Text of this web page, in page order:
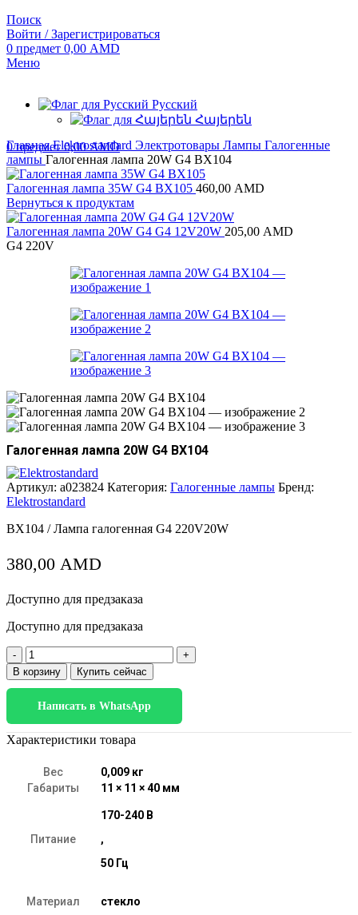
Поиск
Войти / Зарегистрироваться
0 предмет 0,00 AMD
Меню
Русский
Հայերեն
0предмет 0,00AMD
ГлавнаяElektrostandard Электротовары Лампы Галогенные
лампы Галогенная лампа 20W G4 BХ104
Галогенная лампа 35W G4 BХ105 460,00 AMD
Вернуться к продуктам
Галогенная лампа 20W G4 G4 12V20W 205,00 AMD
G4 220V
Галогенная лампа 20W G4 BХ104
Артикул: a023824 Категория: Галогенные лампы Бренд:
Elektrostandard
BХ104 / Лампа галогенная G4 220V20W
380,00 AMD
Доступно для предзаказа
Доступно для предзаказа
Количество
товара
Галогенная
20W
G4
BХ104
В корзину Купить сейчас
Написать в WhatsApp
Характеристики товара
Вес
0,009 кг
Габариты
11 × 11 × 40 мм
Питание
170-240 В
,
50 Гц
Материал стекло